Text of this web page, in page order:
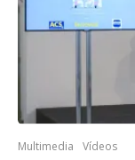
Multimedia Vídeos